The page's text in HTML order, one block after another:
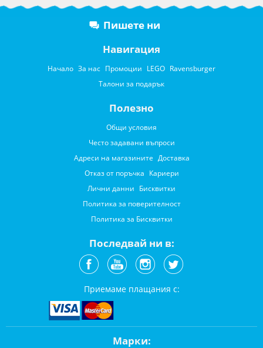
Пишете ни
Навигация
Начало За нас Промоции LEGO Ravensburger
Талони за подарък
Полезно
Общи условия
Често задавани въпроси
Адреси на магазините Доставка
Отказ от поръчка Кариери
Лични данни Бисквитки
Политика за поверителност
Политика за Бисквитки
Последвай ни в:
Приемаме плащания с:
Марки: